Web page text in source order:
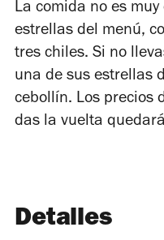
La comida no es
estrellas del menú,
tres chiles. Si no
una de sus estrellas
cebollín. Los precios
das la vuelta
Detalles